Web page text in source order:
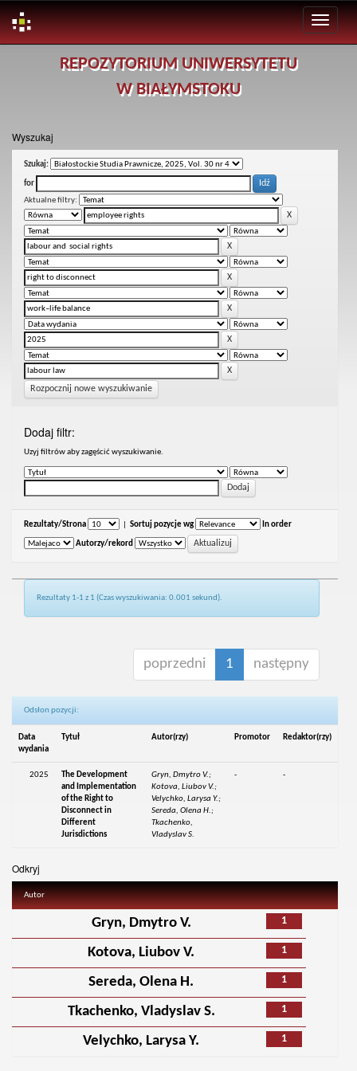
REPOZYTORIUM UNIWERSYTETU
W BIAŁYMSTOKU
Wyszukaj
Szukaj:
for
Aktualne filtry:
Rozpocznij nowe wyszukiwanie
Dodaj filtr:
Uzyj filtrów aby zagęścić wyszukiwanie.
Rezultaty/Strona Sortuj pozycje wg In order
Autorzy/rekord
Rezultaty 1-1 z 1 (Czas wyszukiwania: 0.001 sekund).
poprzedni 1 następny
Odsłon pozycji:
Data
wydania
Tytuł Autor(rzy) Promotor Redaktor(rzy)
2025
The Development
and Implementation
of the Right to
Disconnect in
Different
Jurisdictions
Gryn, Dmytro V.;
Kotova, Liubov V.;
Velychko, Larysa Y.;
Sereda, Olena H.;
Tkachenko,
Vladyslav S.
- -
Odkryj
Autor
1
Gryn, Dmytro V.
1
Kotova, Liubov V.
1
Sereda, Olena H.
1
Tkachenko, Vladyslav S.
1
Velychko, Larysa Y.